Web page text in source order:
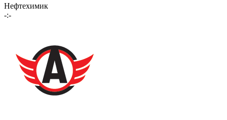
Нефтехимик
-:-